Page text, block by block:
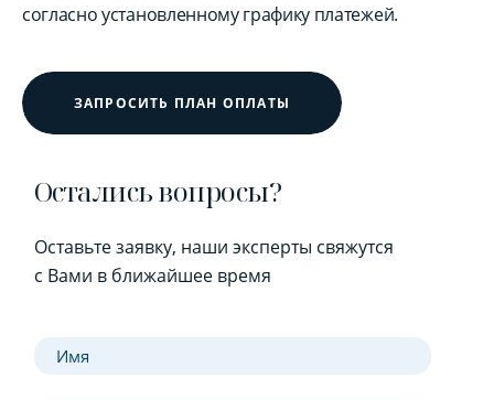
согласно установленному графику платежей.
ЗАПРОСИТЬ ПЛАН ОПЛАТЫ
Остались вопросы?
Оставьте заявку, наши эксперты свяжутся
с Вами в ближайшее время